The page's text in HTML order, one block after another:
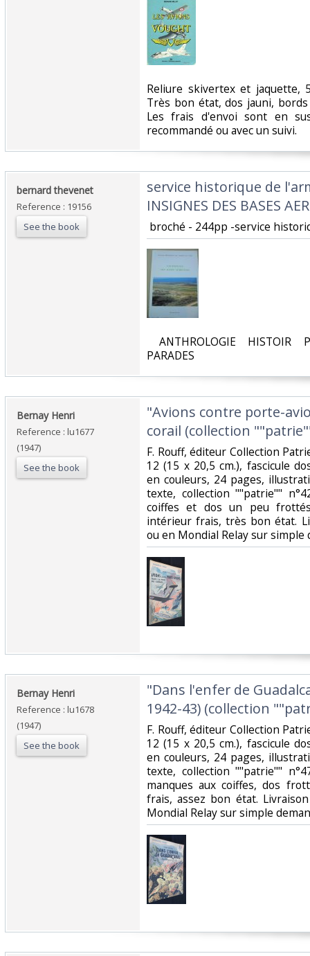
‎Reliure skivertex et jaquette,
Très bon état, dos jauni,
Les frais d'envoi sont en
recommandé ou avec un suivi.‎
‎bernard thevenet‎
Reference : 19156
See the book
‎service historique de
INSIGNES DES BASES
broché - 244pp -service
ANTHROLOGIE HISTOIR
PARADES‎
‎Bernay Henri‎
Reference : lu1677
(1947)
See the book
‎"Avions contre porte-
corail (collection
‎F. Rouff, éditeur Collection
12 (15 x 20,5 cm.), fascicule
en couleurs, 24 pages,
texte, collection ""patrie""
coiffes et dos un peu
intérieur frais, très bon état.
ou en Mondial Relay sur simple
‎Bernay Henri‎
Reference : lu1678
(1947)
See the book
‎"Dans l'enfer de
1942-43) (collection
‎F. Rouff, éditeur Collection
12 (15 x 20,5 cm.), fascicule
en couleurs, 24 pages,
texte, collection ""patrie""
manques aux coiffes, dos
frais, assez bon état.
Mondial Relay sur simple